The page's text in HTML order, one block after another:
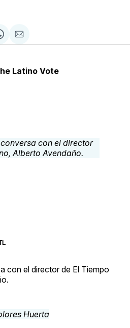
Compartir
via
Latino Vote
con el director de El Tiempo